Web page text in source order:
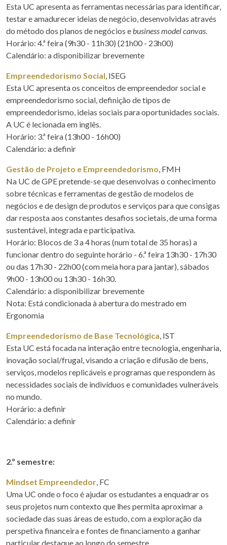
Esta UC apresenta as ferramentas necessárias para identificar,
testar e amadurecer ideias de negócio, desenvolvidas através
do método dos planos de negócios ebusiness model canvas.
Horário: 4.ª feira (9h30 - 11h30) (21h00 - 23h00)
Calendário: a disponibilizar brevemente
Empreendedorismo Social, ISEG
Esta UC apresenta os conceitos de empreendedor social e
empreendedorismo social, definição de tipos de
empreendedorismo, ideias sociais para oportunidades sociais.
A UC é lecionada em inglês.
Horário: 3.ª feira (13h00 - 16h00)
Calendário: a definir
Gestão de Projeto e Empreendedorismo, FMH
Na UC de GPE pretende-se que desenvolvas o conhecimento
sobre técnicas e ferramentas de gestão de modelos de
negócios e de design de produtos e serviços para que consigas
dar resposta aos constantes desafios societais, de uma forma
sustentável, integrada e participativa.
Horário: Blocos de 3 a 4 horas (num total de 35 horas) a
funcionar dentro do seguinte horário - 6.ª feira 13h30 - 17h30
ou das 17h30 - 22h00 (com meia hora para jantar), sábados
9h00 - 13h00 ou 13h30 - 16h30.
Calendário: a disponibilizar brevemente
Nota: Está condicionada à abertura do mestrado em
Ergonomia
Empreendedorismo de Base Tecnológica, IST
Esta UC está focada na interação entre tecnologia, engenharia,
inovação social/frugal, visando a criação e difusão de bens,
serviços, modelos replicáveis e programas que respondem às
necessidades sociais de indivíduos e comunidades vulneráveis
no mundo.
Horário: a definir
Calendário: a definir
2.º semestre:
Mindset Empreendedor, FC
Uma UC onde o foco é ajudar os estudantes a enquadrar os
seus projetos num contexto que lhes permita aproximar a
sociedade das suas áreas de estudo, com a exploração da
perspetiva financeira e fontes de financiamento a ganhar
particular destaque ao longo do semestre.